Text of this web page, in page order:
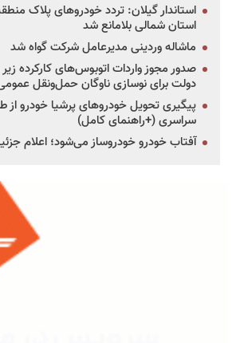
استان شمالی بلامانع شد
ماشاله وردینی مدیرعامل شرکت گواه شد
دولت برای نوسازی ناوگان حمل‌ونقل
پیگیری تحویل خودروهای پرشیا خودرو
سراسری (+راهنمای کامل)
آفتاب خودرو خودروساز می‌شود؛ اعلام